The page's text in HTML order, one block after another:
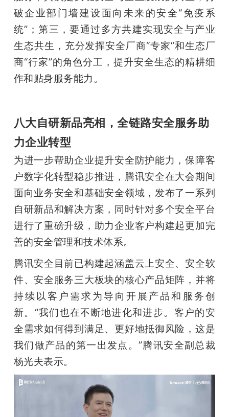
破企业部门墙建设面向未来的安全“免疫系
统”；第三，要通过多方共建实现安全与产业
生态共生，充分发挥安全厂商“专家”和生态厂
商“行家”的角色分工，提升安全生态的精耕细
作和贴身服务能力。
八大自研新品亮相，全链路安全服务助
力企业转型
为进一步帮助企业提升安全防护能力，保障客
户数字化转型稳步推进，腾讯安全在大会期间
面向业务安全和基础安全领域，发布了一系列
自研新品和解决方案，同时针对多个安全平台
进行了重磅升级，助力企业客户构建起更加完
善的安全管理和技术体系。
腾讯安全目前已构建起涵盖云上安全、安全软
件、安全服务三大板块的核心产品矩阵，并将
持续以客户需求为导向开展产品和服务创
新。“我们也在不断地进化和进步。客户的安
全需求如何得到满足、更好地抵御风险，这是
我们做产品的第一出发点。”腾讯安全副总裁
杨光夫表示。